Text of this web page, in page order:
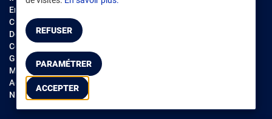
REFUSER
PARAMÉTRER
ACCEPTER
Environnement
CGV /CGU Marketplace
Données personnelles
Cookies
Gérer mes cookies
Mentions légales
Accessibilité : non conforme
Notice d'accessibilité